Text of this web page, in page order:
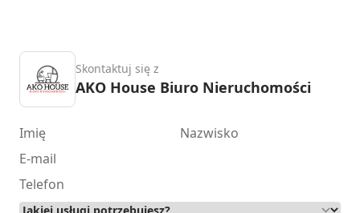
Skontaktuj się z
AKO House Biuro Nieruchomości